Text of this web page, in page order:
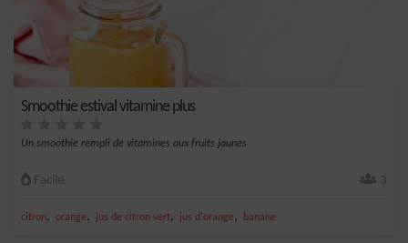
Smoothie estival vitamine plus
Un smoothie rempli de vitamines aux fruits jaunes
Facile 3
citron, orange, jus de citron vert, jus d'orange, banane